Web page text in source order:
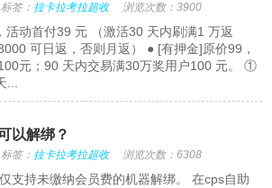
标签： 拉卡拉考拉超收 浏览次数：3900
活动首付39 元 （激活30 天内刷满1 万返
可日返，否则月返） ● [有押金]原价99，
元；90 天内交易满30万奖用户100 元。 ①
以解绑？
标签： 拉卡拉考拉超收 浏览次数：6308
支持未缴纳会员费的机器解绑。 在cps自助